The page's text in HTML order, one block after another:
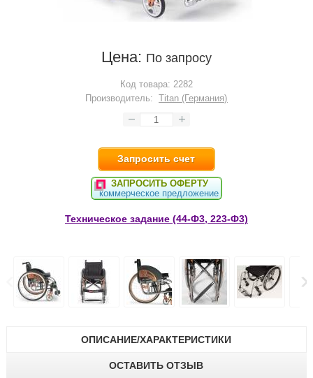
Цена: По запросу
Код товара: 2282
Производитель:
Titan (Германия)
Запросить счет
ЗАПРОСИТЬ ОФЕРТУ
коммерческое предложение
Техническое задание (44-Ф3, 223-Ф3)
ОПИСАНИЕ/ХАРАКТЕРИСТИКИ
ОСТАВИТЬ ОТЗЫВ